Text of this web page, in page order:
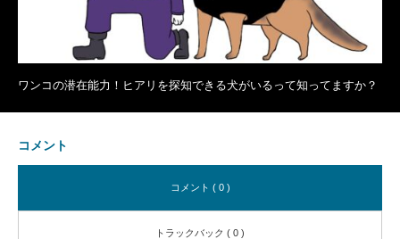
ワンコの潜在能力！ヒアリを探知できる犬がいるって知ってますか？
コメント
コメント ( 0 )
トラックバック ( 0 )